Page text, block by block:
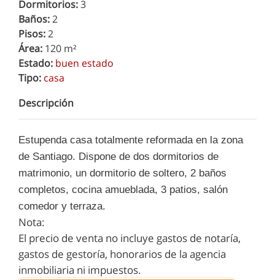
Dormitorios:3
Baños:2
Pisos:2
Área: 120 m²
Estado: buen estado
Tipo: casa
Descripción
Estupenda casa totalmente reformada en la zona
de Santiago. Dispone de dos dormitorios de
matrimonio, un dormitorio de soltero, 2 baños
completos, cocina amueblada, 3 patios, salón
comedor y terraza.
Nota:
El precio de venta no incluye gastos de notaría,
gastos de gestoría, honorarios de la agencia
inmobiliaria ni impuestos.